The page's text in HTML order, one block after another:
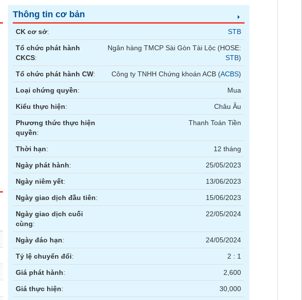
Thông tin cơ bản
CK cơ sở: STB
Tổ chức phát hành
CKCS:
Ngân hàng TMCP Sài Gòn Tài Lộc (HOSE:
STB)
Tổ chức phát hành CW: Công ty TNHH Chứng khoán ACB (ACBS)
Loại chứng quyền: Mua
Kiểu thực hiện: Châu Âu
Phương thức thực hiện
quyền:
Thanh Toán Tiền
Thời hạn: 12 tháng
Ngày phát hành: 25/05/2023
Ngày niêm yết: 13/06/2023
Ngày giao dịch đầu tiên: 15/06/2023
Ngày giao dịch cuối
cùng:
22/05/2024
Ngày đáo hạn: 24/05/2024
Tỷ lệ chuyển đổi: 2 : 1
Giá phát hành: 2,600
Giá thực hiện: 30,000